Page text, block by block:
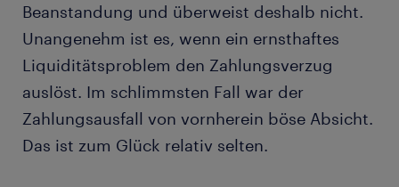
Beanstandung und überweist deshalb nicht.
Unangenehm ist es, wenn ein ernsthaftes
Liquiditätsproblem den Zahlungsverzug
auslöst. Im schlimmsten Fall war der
Zahlungsausfall von vornherein böse Absicht.
Das ist zum Glück relativ selten.